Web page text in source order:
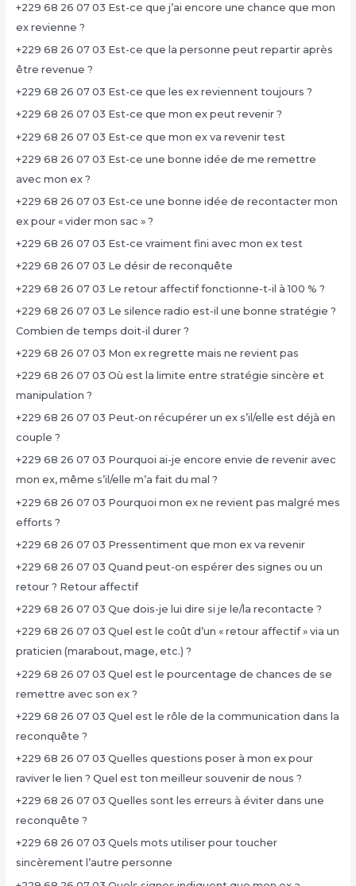
+229 68 26 07 03 Est-ce que j’ai encore une chance que mon
ex revienne ?
+229 68 26 07 03 Est-ce que la personne peut repartir après
être revenue ?
+229 68 26 07 03 Est-ce que les ex reviennent toujours ?
+229 68 26 07 03 Est-ce que mon ex peut revenir ?
+229 68 26 07 03 Est-ce que mon ex va revenir test
+229 68 26 07 03 Est-ce une bonne idée de me remettre
avec mon ex ?
+229 68 26 07 03 Est-ce une bonne idée de recontacter mon
ex pour « vider mon sac » ?
+229 68 26 07 03 Est-ce vraiment fini avec mon ex test
+229 68 26 07 03 Le désir de reconquête
+229 68 26 07 03 Le retour affectif fonctionne-t-il à 100 % ?
+229 68 26 07 03 Le silence radio est-il une bonne stratégie ?
Combien de temps doit-il durer ?
+229 68 26 07 03 Mon ex regrette mais ne revient pas
+229 68 26 07 03 Où est la limite entre stratégie sincère et
manipulation ?
+229 68 26 07 03 Peut-on récupérer un ex s’il/elle est déjà en
couple ?
+229 68 26 07 03 Pourquoi ai-je encore envie de revenir avec
mon ex, même s’il/elle m’a fait du mal ?
+229 68 26 07 03 Pourquoi mon ex ne revient pas malgré mes
efforts ?
+229 68 26 07 03 Pressentiment que mon ex va revenir
+229 68 26 07 03 Quand peut-on espérer des signes ou un
retour ? Retour affectif
+229 68 26 07 03 Que dois-je lui dire si je le/la recontacte ?
+229 68 26 07 03 Quel est le coût d’un « retour affectif » via un
praticien (marabout, mage, etc.) ?
+229 68 26 07 03 Quel est le pourcentage de chances de se
remettre avec son ex ?
+229 68 26 07 03 Quel est le rôle de la communication dans la
reconquête ?
+229 68 26 07 03 Quelles questions poser à mon ex pour
raviver le lien ? Quel est ton meilleur souvenir de nous ?
+229 68 26 07 03 Quelles sont les erreurs à éviter dans une
reconquête ?
+229 68 26 07 03 Quels mots utiliser pour toucher
sincèrement l’autre personne